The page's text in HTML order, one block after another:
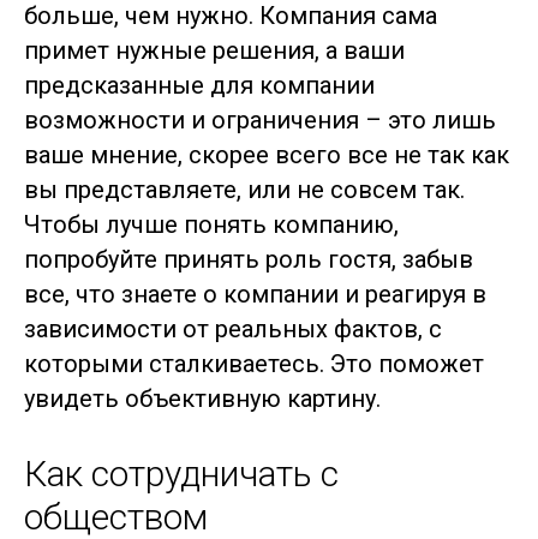
больше, чем нужно. Компания сама
примет нужные решения, а ваши
предсказанные для компании
возможности и ограничения – это лишь
ваше мнение, скорее всего все не так как
вы представляете, или не совсем так.
Чтобы лучше понять компанию,
попробуйте принять роль гостя, забыв
все, что знаете о компании и реагируя в
зависимости от реальных фактов, с
которыми сталкиваетесь. Это поможет
увидеть объективную картину.
Как сотрудничать с
обществом